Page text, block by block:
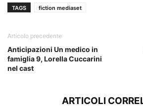
TAGS fiction mediaset
Articolo precedente
Anticipazioni Un medico in
famiglia 9, Lorella Cuccarini
nel cast
ARTICOLI